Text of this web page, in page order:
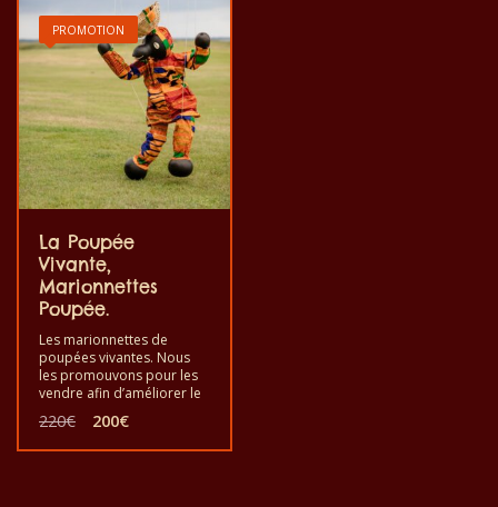
PROMOTION
La Poupée
Vivante,
Marionnettes
Poupée.
Les marionnettes de
poupées vivantes. Nous
les promouvons pour les
vendre afin d’améliorer le
qui les ont produits.
Utilisez-le en jouant un
220€ Le
initial
200€Le
actuel